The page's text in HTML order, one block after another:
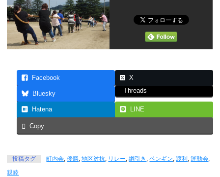
Facebook X
Bluesky Threads
Hatena LINE
Copy
投稿タグ 町内会,優勝,地区対抗, リレー,綱引き ,ペンギン,渡利 ,運動会,
親睦